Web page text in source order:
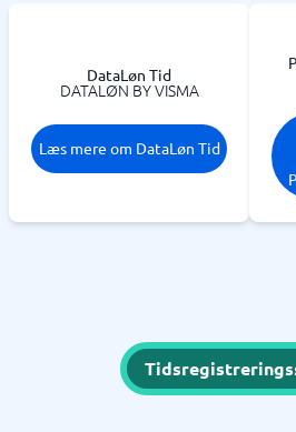
DataLøn Tid
DATALØN BY VISMA
Læs mere om DataLøn Tid